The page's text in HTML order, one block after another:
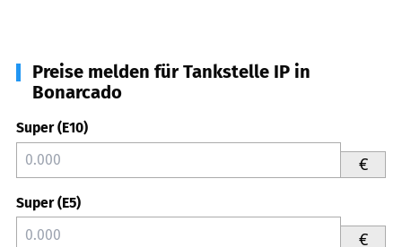
Preise melden für Tankstelle IP in
Bonarcado
Super (E10)
€
Super (E5)
€